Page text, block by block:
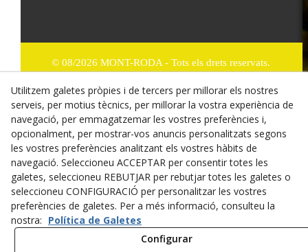
© 08/2026 MONT-RODA - Tots els drets reservats.
Política de Privacitat
Termes i condicions de compra
Dret de desistiment
Cookies
Mapa Web
Utilitzem galetes pròpies i de tercers per millorar els nostres
serveis, per motius tècnics, per millorar la vostra experiència de
navegació, per emmagatzemar les vostres preferències i,
opcionalment, per mostrar-vos anuncis personalitzats segons
les vostres preferències analitzant els vostres hàbits de
navegació. Seleccioneu ACCEPTAR per consentir totes les
galetes, seleccioneu REBUTJAR per rebutjar totes les galetes o
seleccioneu CONFIGURACIÓ per personalitzar les vostres
preferències de galetes. Per a més informació, consulteu la
nostra: Política de Galetes
Configurar